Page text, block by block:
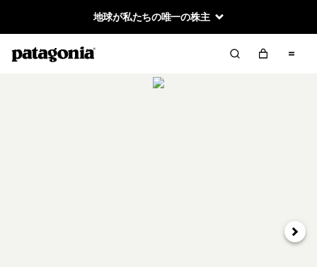
地球が私たちの唯一の株主
次へ